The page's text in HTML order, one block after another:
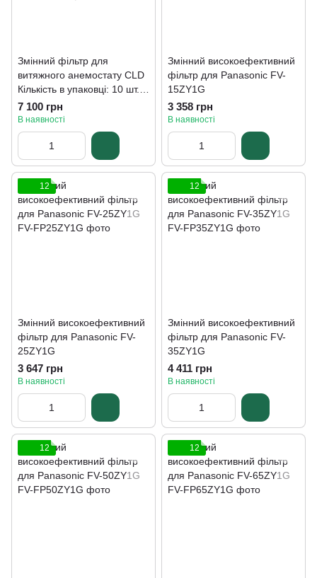
Змінний фільтр для
витяжного анемостату CLD
Кількість в упаковці: 10 шт.
FIL-CLD-L158-W113-H9-
CRS-45%-10PC-WHITE
7 100 грн
В наявності
Змінний високоефективний
фільтр для Panasonic FV-
15ZY1G
3 358 грн
В наявності
12
Змінний високоефективний
фільтр для Panasonic FV-
25ZY1G
3 647 грн
В наявності
12
Змінний високоефективний
фільтр для Panasonic FV-
35ZY1G
4 411 грн
В наявності
12 12